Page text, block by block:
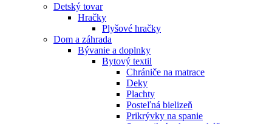
Detský tovar
Hračky
Plyšové hračky
Dom a záhrada
Bývanie a doplnky
Bytový textil
Chrániče na matrace
Deky
Plachty
Posteľná bielizeň
Prikrývky na spanie